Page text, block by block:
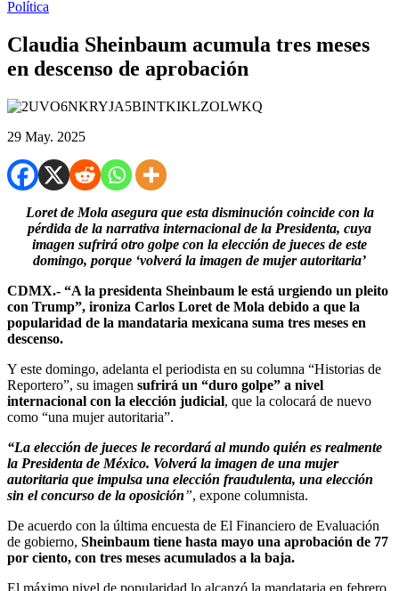
Política
Claudia Sheinbaum acumula tres meses
en descenso de aprobación
29 May. 2025
Loret de Mola asegura que esta disminución coincide con la
pérdida de la narrativa internacional de la Presidenta, cuya
imagen sufrirá otro golpe con la elección de jueces de este
domingo, porque ‘volverá la imagen de mujer autoritaria’
CDMX.- “A la presidenta Sheinbaum le está urgiendo un pleito
con Trump”, ironiza Carlos Loret de Mola debido a que la
popularidad de la mandataria mexicana suma tres meses en
descenso.
Y este domingo, adelanta el periodista en su columna “Historias de
Reportero”, su imagen sufrirá un “duro golpe” a nivel
internacional con la elección judicial, que la colocará de nuevo
como “una mujer autoritaria”.
“La elección de jueces le recordará al mundo quién es realmente
la Presidenta de México. Volverá la imagen de una mujer
autoritaria que impulsa una elección fraudulenta, una elección
sin el concurso de la oposición”, expone columnista.
De acuerdo con la última encuesta de El Financiero de Evaluación
de gobierno, Sheinbaum tiene hasta mayo una aprobación de 77
por ciento, con tres meses acumulados a la baja.
El máximo nivel de popularidad lo alcanzó la mandataria en febrero